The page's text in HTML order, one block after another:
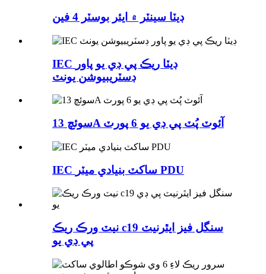
ڊيٽا سينٽر ۾ ايئر بوسٽر 4 فين
IEC ڊيٽا ريڪ پي ڊي يو پاور
ڊسٽريبيوشن يونٽ
سوئچ 13A آئوٽ پُٽ پي ڊي يو 6 پورٽ
IEC ساکٽ بنيادي ميٽر PDU
نيٽ ورڪ ريڪ c19 سنگل فيز ايٿرنيٽ
پي ڊي يو